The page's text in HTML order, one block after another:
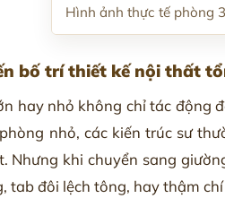
Hình ảnh thực tế phòng
bố trí thiết kế nội thất
hay nhỏ không chỉ tác động
nhỏ, các kiến trúc sư
Nhưng khi chuyển sang
tab đôi lệch tông, hay thậm